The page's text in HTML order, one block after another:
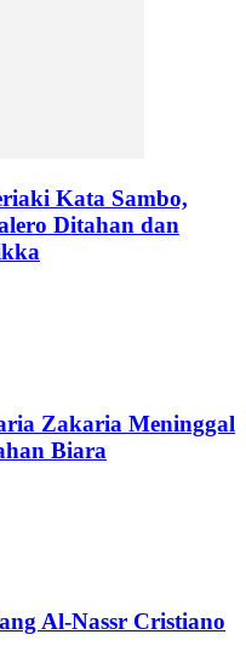
Kata Sambo,
Ditahan dan
Zakaria Meninggal
Biara
Al-Nassr Cristiano